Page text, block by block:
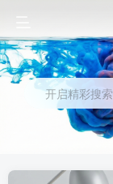
开启精彩搜索